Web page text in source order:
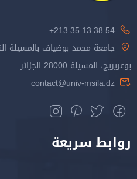
213.35.13.38.54+
جامعة محمد بوضياف بالمسيلة
بوعريريج، المسيلة 28000 الجزائر
contact@univ-msila.dz
روابط سريعة